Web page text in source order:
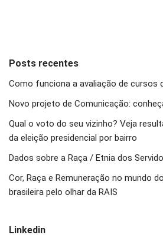
Posts recentes
Como funciona a avaliação de cursos
Novo projeto de Comunicação:
Qual o voto do seu vizinho? Veja
da eleição presidencial por bairro
Dados sobre a Raça / Etnia dos
Cor, Raça e Remuneração no mundo
brasileira pelo olhar da RAIS
Linkedin